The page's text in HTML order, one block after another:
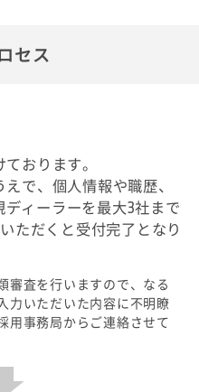
セス
おります。
で、個人情報や職歴、
ディーラーを最大3社まで
ただくと受付完了となり
審査を行いますので、なる
力いただいた内容に不明瞭
用事務局からご連絡させて